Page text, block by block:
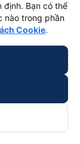
xe khách HK
định. Bạn có thể
nào trong phần
Cookie.